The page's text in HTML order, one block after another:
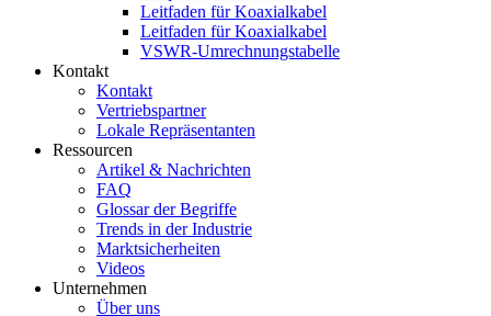
Leitfaden für Koaxialkabel
Leitfaden für Koaxialkabel
VSWR-Umrechnungstabelle
Kontakt
Kontakt
Vertriebspartner
Lokale Repräsentanten
Ressourcen
Artikel & Nachrichten
FAQ
Glossar der Begriffe
Trends in der Industrie
Marktsicherheiten
Videos
Unternehmen
Über uns